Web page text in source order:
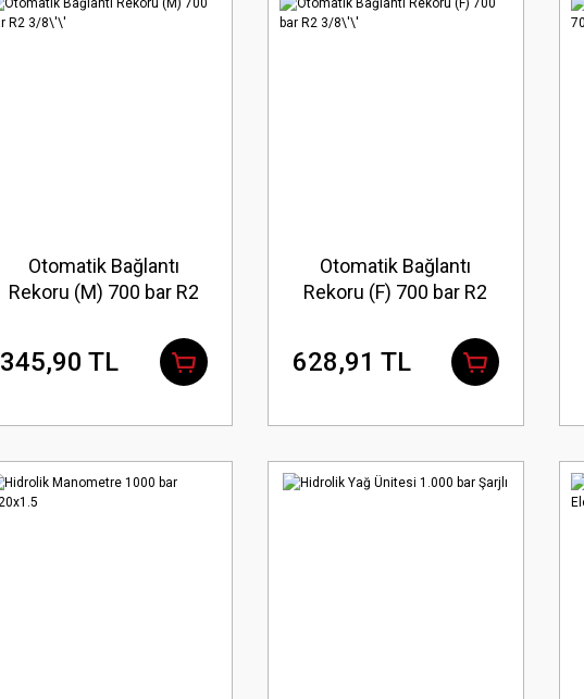
Otomatik Bağlantı
Rekoru (M) 700 bar R2
345,90 TL
Otomatik Bağlantı
Rekoru (F) 700 bar R2
628,91 TL